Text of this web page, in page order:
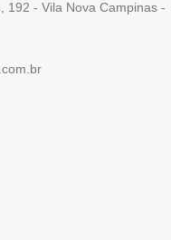
192 - Vila Nova Campinas -